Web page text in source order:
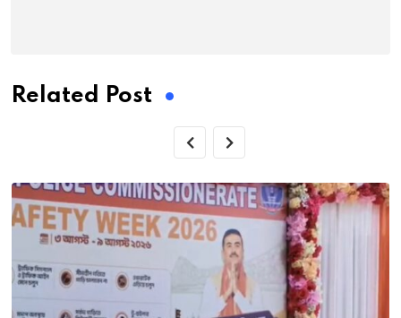
Related Post